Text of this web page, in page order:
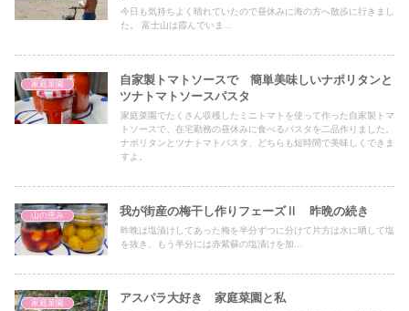
今日も気持ちよく晴れていたので昼休みに海の方へ散歩に行きまし
た。 富士山は霞んでいま...
家庭菜園
自家製トマトソースで 簡単美味しいナポリタンと
ツナトマトソースパスタ
家庭菜園でたくさん収穫したミニトマトを使って作った自家製トマ
トソースで、在宅勤務の昼休みに食べるパスタを二品作りました。
ナポリタンとツナトマトパスタ、どちらも短時間で美味しくできま
すよ。
山の恵み 我が街産の梅干し作りフェーズⅡ 昨晩の続き
昨晩は塩漬けしてあった梅を半分ずつに分けて片方は水に晒して塩
を抜き、もう半分には赤紫蘇の塩漬けを加...
家庭菜園 アスパラ大好き 家庭菜園と私